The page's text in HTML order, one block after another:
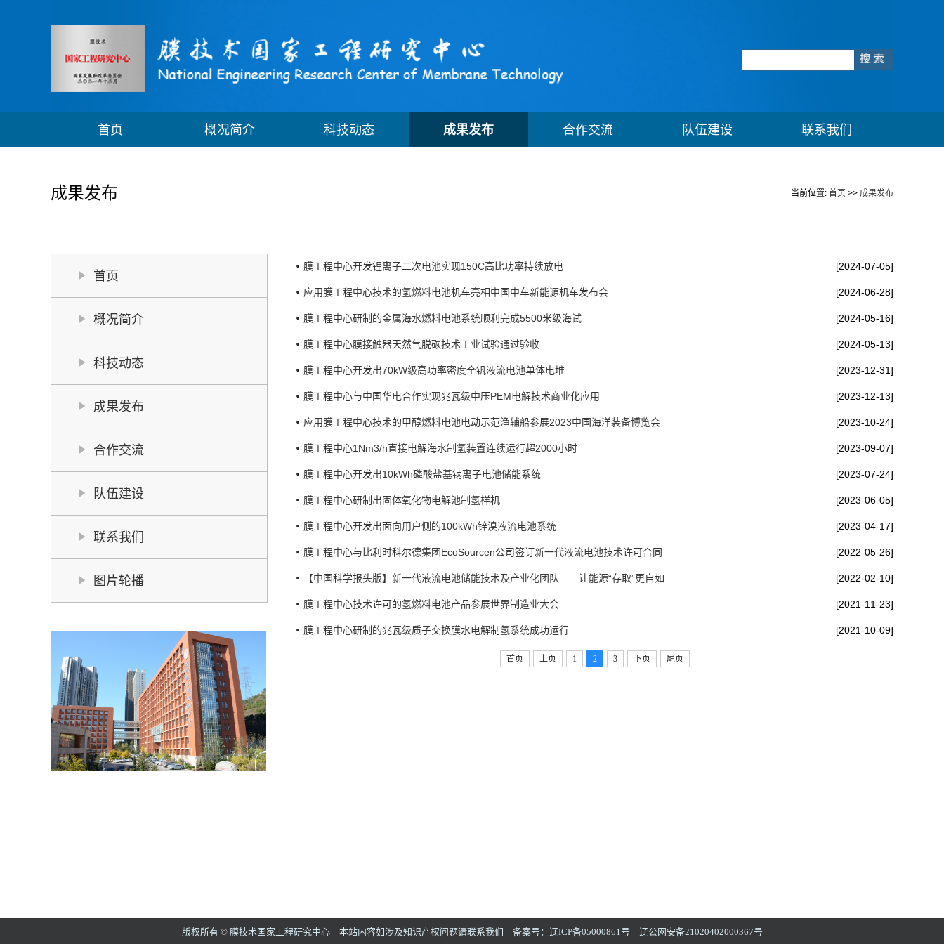
首页 概况简介 科技动态 成果发布 合作交流 队伍建设 联系我们
成果发布 当前位置: 首页 >> 成果发布
首页
概况简介
科技动态
成果发布
合作交流
队伍建设
联系我们
图片轮播
膜工程中心开发锂离子二次电池实现150C高比功率持续放电 [2024-07-05]
应用膜工程中心技术的氢燃料电池机车亮相中国中车新能源机车发布会 [2024-06-28]
膜工程中心研制的金属海水燃料电池系统顺利完成5500米级海试 [2024-05-16]
膜工程中心膜接触器天然气脱碳技术工业试验通过验收 [2024-05-13]
膜工程中心开发出70kW级高功率密度全钒液流电池单体电堆 [2023-12-31]
膜工程中心与中国华电合作实现兆瓦级中压PEM电解技术商业化应用 [2023-12-13]
应用膜工程中心技术的甲醇燃料电池电动示范渔辅船参展2023中国海洋装备博览会 [2023-10-24]
膜工程中心1Nm3/h直接电解海水制氢装置连续运行超2000小时 [2023-09-07]
膜工程中心开发出10kWh磷酸盐基钠离子电池储能系统 [2023-07-24]
膜工程中心研制出固体氧化物电解池制氢样机 [2023-06-05]
膜工程中心开发出面向用户侧的100kWh锌溴液流电池系统 [2023-04-17]
膜工程中心与比利时科尔德集团EcoSourcen公司签订新一代液流电池技术许可合同 [2022-05-26]
【中国科学报头版】新一代液流电池储能技术及产业化团队——让能源“存取”更自如 [2022-02-10]
膜工程中心技术许可的氢燃料电池产品参展世界制造业大会 [2021-11-23]
膜工程中心研制的兆瓦级质子交换膜水电解制氢系统成功运行 [2021-10-09]
首页 上页 1 2 3 下页 尾页
版权所有 © 膜技术国家工程研究中心 本站内容如涉及知识产权问题请联系我们 备案号：辽ICP备05000861号 辽公网安备21020402000367号